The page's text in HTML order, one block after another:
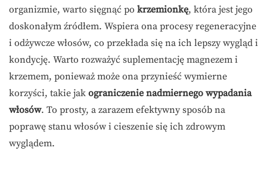
organizmie, warto sięgnąć po krzemionkę, która jest jego
doskonałym źródłem. Wspiera ona procesy regeneracyjne
i odżywcze włosów, co przekłada się na ich lepszy wygląd i
kondycję. Warto rozważyć suplementację magnezem i
krzemem, ponieważ może ona przynieść wymierne
korzyści, takie jak ograniczenie nadmiernego wypadania
włosów. To prosty, a zarazem efektywny sposób na
poprawę stanu włosów i cieszenie się ich zdrowym
wyglądem.